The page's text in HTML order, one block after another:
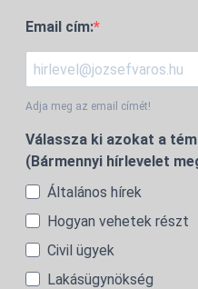
Email cím:
Adja meg az email címét!
Válassza ki azokat a
(Bármennyi hírlevelet
Általános hírek
Hogyan vehetek részt
Civil ügyek
Lakásügynökség